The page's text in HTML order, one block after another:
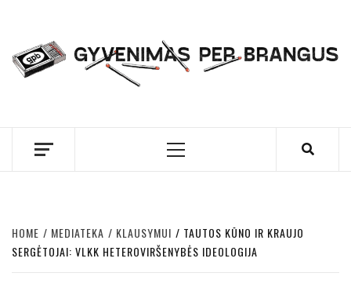
content
BRANGUS
Menu
HOME MEDIATEKA KLAUSYMUI
TAUTOS KŪNO IR KRAUJO
SERGĖTOJAI: VLKK HETEROVIRŠENYBĖS IDEOLOGIJA